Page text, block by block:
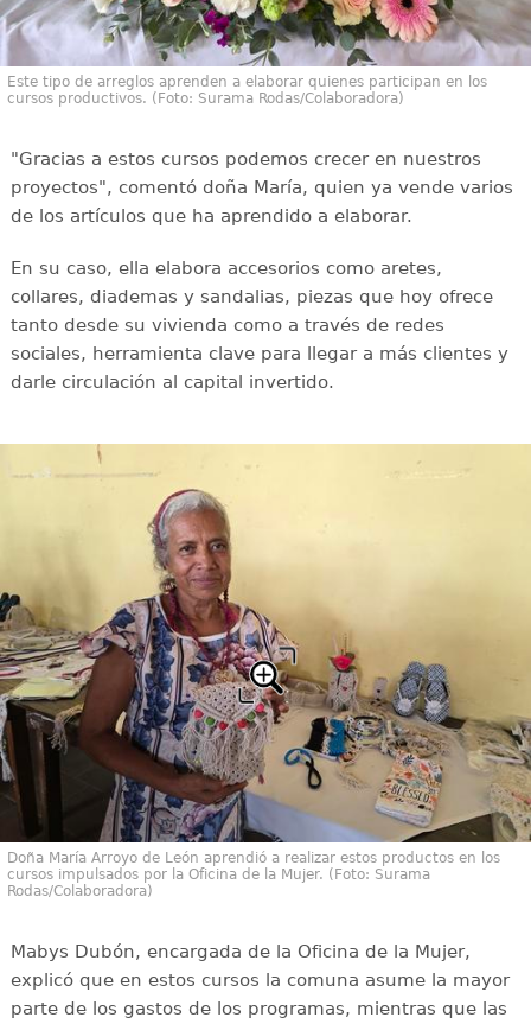
Este tipo de arreglos aprenden a elaborar quienes participan en los
cursos productivos. (Foto: Surama Rodas/Colaboradora)
"Gracias a estos cursos podemos crecer en nuestros
proyectos", comentó doña María, quien ya vende varios
de los artículos que ha aprendido a elaborar.
En su caso, ella elabora accesorios como aretes,
collares, diademas y sandalias, piezas que hoy ofrece
tanto desde su vivienda como a través de redes
sociales, herramienta clave para llegar a más clientes y
darle circulación al capital invertido.
Doña María Arroyo de León aprendió a realizar estos productos en los
cursos impulsados por la Oficina de la Mujer. (Foto: Surama
Rodas/Colaboradora)
Mabys Dubón, encargada de la Oficina de la Mujer,
explicó que en estos cursos la comuna asume la mayor
parte de los gastos de los programas, mientras que las